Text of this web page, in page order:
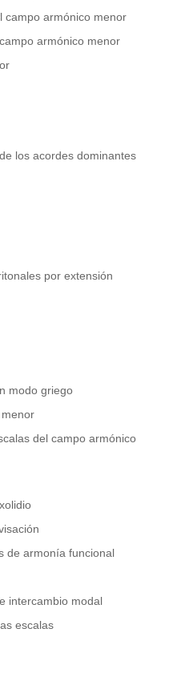
campo armónico menor
armónico menor
los acordes dominantes
por extensión
modo griego
del campo armónico
de armonía funcional
intercambio modal
escalas